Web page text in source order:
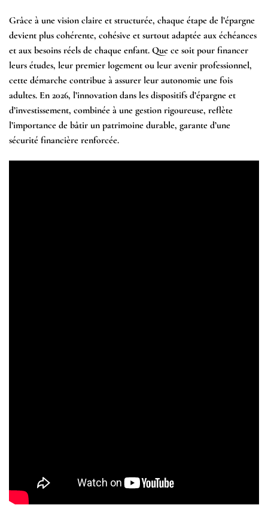
Grâce à une vision claire et structurée, chaque étape de l’épargne
devient plus cohérente, cohésive et surtout adaptée aux échéances
et aux besoins réels de chaque enfant. Que ce soit pour financer
leurs études, leur premier logement ou leur avenir professionnel,
cette démarche contribue à assurer leur autonomie une fois
adultes. En 2026, l’innovation dans les dispositifs d’épargne et
d’investissement, combinée à une gestion rigoureuse, reflète
l’importance de bâtir un patrimoine durable, garante d’une
sécurité financière renforcée.